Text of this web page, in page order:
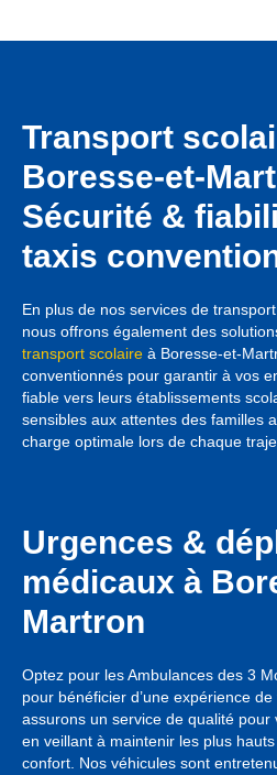
Transport
Boresse-et-
Sécurité &
taxis
En plus de nos services de
nous offrons également des
transport scolaire à Boresse-et-
conventionnés pour garantir à vos
fiable vers leurs établissements
sensibles aux attentes des familles
charge optimale lors de chaque
Urgences &
médicaux à
Martron
Optez pour les Ambulances des 3
pour bénéficier d’une expérience
assurons un service de qualité pour
en veillant à maintenir les plus
confort. Nos véhicules sont